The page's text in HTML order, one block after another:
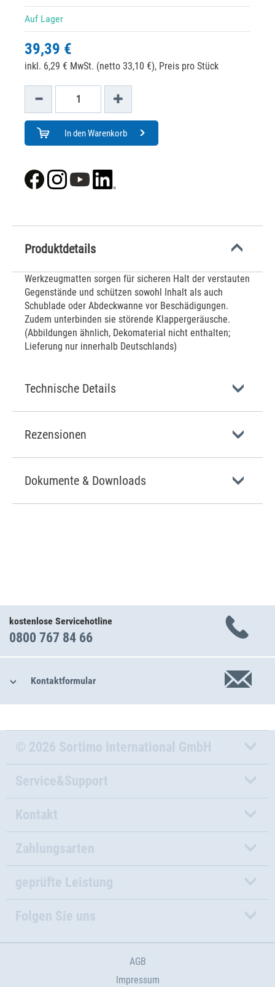
Auf Lager
39,39 €
inkl. 6,29 € MwSt. (netto 33,10 €), Preis pro Stück
In den Warenkorb
Produktdetails
Werkzeugmatten sorgen für sicheren Halt der verstauten
Gegenstände und schützen sowohl Inhalt als auch
Schublade oder Abdeckwanne vor Beschädigungen.
Zudem unterbinden sie störende Klappergeräusche.
(Abbildungen ähnlich, Dekomaterial nicht enthalten;
Lieferung nur innerhalb Deutschlands)
Technische Details
Rezensionen
Dokumente & Downloads
kostenlose Servicehotline
0800 767 84 66
Kontaktformular
© 2026 Sortimo International GmbH
Service&Support
Kontakt
Zahlungsarten
geprüfte Leistung
Folgen Sie uns
AGB
Impressum